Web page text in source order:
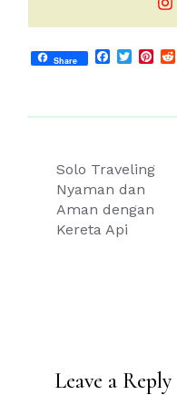
Share Facebook
Twitter
Post
navigation
Solo Traveling
Nyaman dan
Aman dengan
Kereta Api
Leave a Reply